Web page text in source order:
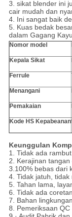
3. sikat blender ini
cair mudah dan
4. Ini sangat baik
5. Kuas bedak
dalam Gagang
Nomor model
Kepala Sikat
Ferrule
Menangani
Pemakaian
Kode HS Kepabeanan
Keunggulan
1. Tidak ada
2. Kerajinan
3.100% bebas dari
4. Tidak jatuh, tidak
5. Tahan lama,
6. Tidak ada
7. Bahan lingkungan
8. Pemeriksaan QC